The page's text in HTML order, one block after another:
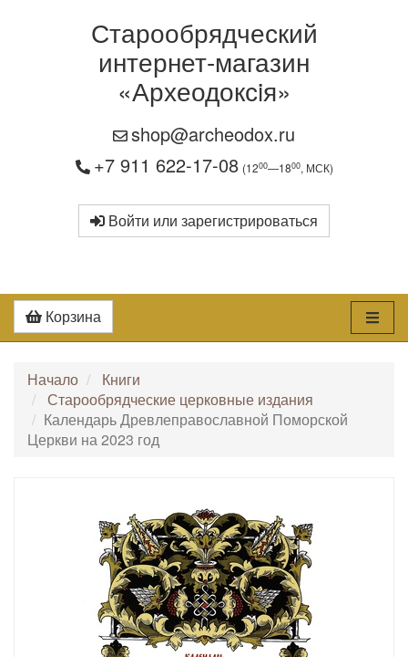
Старообрядческий
интернет-магазин
«Археодоксiя»
shop@archeodox.ru
+7 911 622-17-08 (1200—1800, МСК)
Войти или зарегистрироваться
Корзина
Начало
Книги
Старообрядческие церковные издания
Календарь Древлеправославной Поморской
Церкви на 2023 год